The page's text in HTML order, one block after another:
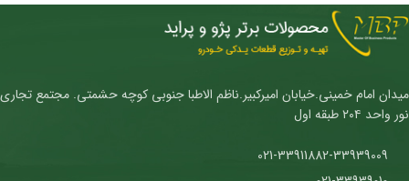
میدان امام خمینی.خیابان امیرکبیر.ناظم الاطبا جنوبی کوچه حشمتی. مجتمع تجاری
نور واحد ۲۰۴ طبقه اول